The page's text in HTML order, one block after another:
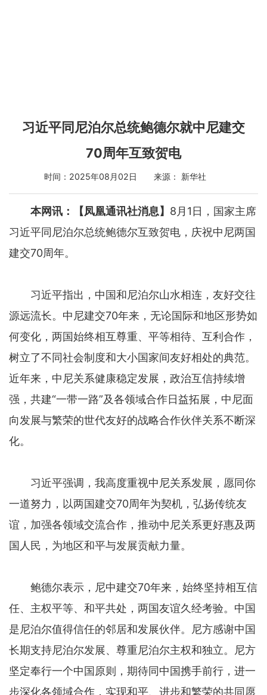
习近平同尼泊尔总统鲍德尔就中尼建交
70周年互致贺电
时间：2025年08月02日 来源： 新华社
本网讯：【凤凰通讯社消息】 8月1日，国家主席
习近平同尼泊尔总统鲍德尔互致贺电，庆祝中尼两国
建交70周年。
习近平指出，中国和尼泊尔山水相连，友好交往
源远流长。中尼建交70年来，无论国际和地区形势如
何变化，两国始终相互尊重、平等相待、互利合作，
树立了不同社会制度和大小国家间友好相处的典范。
近年来，中尼关系健康稳定发展，政治互信持续增
强，共建“一带一路”及各领域合作日益拓展，中尼面
向发展与繁荣的世代友好的战略合作伙伴关系不断深
化。
习近平强调，我高度重视中尼关系发展，愿同你
一道努力，以两国建交70周年为契机，弘扬传统友
谊，加强各领域交流合作，推动中尼关系更好惠及两
国人民，为地区和平与发展贡献力量。
鲍德尔表示，尼中建交70年来，始终坚持相互信
任、主权平等、和平共处，两国友谊久经考验。中国
是尼泊尔值得信任的邻居和发展伙伴。尼方感谢中国
长期支持尼泊尔发展、尊重尼泊尔主权和独立。尼方
坚定奉行一个中国原则，期待同中国携手前行，进一
步深化各领域合作，实现和平、进步和繁荣的共同愿